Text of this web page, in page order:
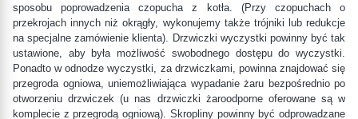
sposobu poprowadzenia czopucha z kotła. (Przy czopuchach o
przekrojach innych niż okrągły, wykonujemy także trójniki lub redukcje
na specjalne zamówienie klienta). Drzwiczki wyczystki powinny być tak
ustawione, aby była możliwość swobodnego dostępu do wyczystki.
Ponadto w odnodze wyczystki, za drzwiczkami, powinna znajdować się
przegroda ogniowa, uniemożliwiająca wypadanie żaru bezpośrednio po
otworzeniu drzwiczek (u nas drzwiczki żaroodporne oferowane są w
komplecie z przegrodą ogniową). Skropliny powinny być odprowadzane